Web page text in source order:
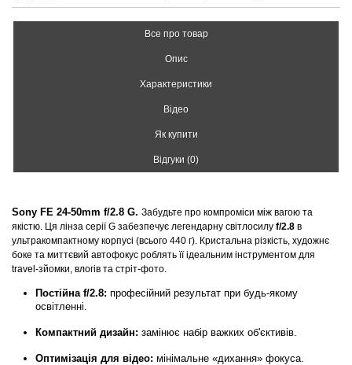
Все про товар
Опис
Характеристики
Відео
Як купити
Відгуки (0)
Sony FE 24-50mm f/2.8 G. Забудьте про компроміси між вагою та
якістю. Ця лінза серії G забезпечує легендарну світлосилу f/2.8 в
ультракомпактному корпусі (всього 440 г). Кристальна різкість, художнє
боке та миттєвий автофокус роблять її ідеальним інструментом для
travel-зйомки, влогів та стріт-фото.
Постійна f/2.8: професійний результат при будь-якому
освітленні.
Компактний дизайн: замінює набір важких об'єктивів.
Оптимізація для відео: мінімальне «дихання» фокуса.